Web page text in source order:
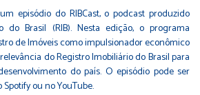
episódio do RIBCast, o podcast produzido
do Brasil (RIB). Nesta edição, o programa
de Imóveis como impulsionador econômico
do Registro Imobiliário do Brasil para
do país. O episódio pode ser
ou no YouTube.